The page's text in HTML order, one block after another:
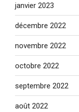
janvier 2023
décembre 2022
novembre 2022
octobre 2022
septembre 2022
août 2022